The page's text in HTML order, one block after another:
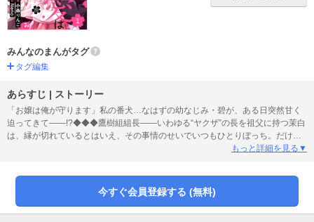
みんなのまんがタグ
タグ編集
あらすじ | ストーリー
「お嬢は俺が守ります」私の番犬…なはずの幼なじみ・碧が、ある日突然甘く
迫ってきて――!?◆◆◆鷹樹組組長――いわゆる“ヤクザ”の長を祖父に持つ茉白
は、縁が切れているとはいえ、その事情のせいでいつもひとりぼっち。だけど
唯一、ボディガードとして常にそばにいてくれる碧に片想いをしている。碧に
だったフツーの高校生活を送れることに！しかし、世間知らずゆえに隙の多い
茉白。見かねた碧が「あんまり隙があると、俺がお嬢を食いますよ」と突然迫
ってきて――!?◆◆◆独占欲を爆発させる碧の姿にドキドキが止まらない――!!お
嬢×ボディガードの幼なじみラブ(この作品は電子コミック誌noicomi vol.118に
もっと詳細を見る▼
今すぐ会員登録する (無料)